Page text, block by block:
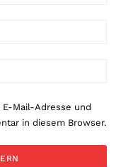
Mail-Adresse und
in diesem Browser.